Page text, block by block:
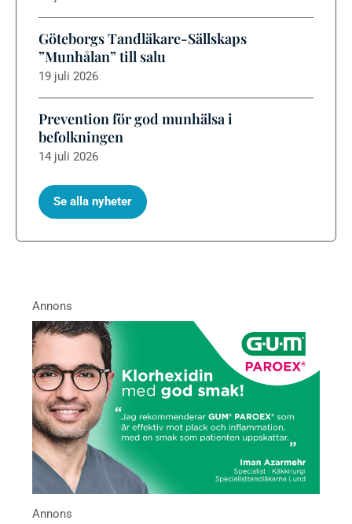
Göteborgs Tandläkare-Sällskaps
”Munhålan” till salu
19 juli 2026
Prevention för god munhälsa i
befolkningen
14 juli 2026
Se alla nyheter